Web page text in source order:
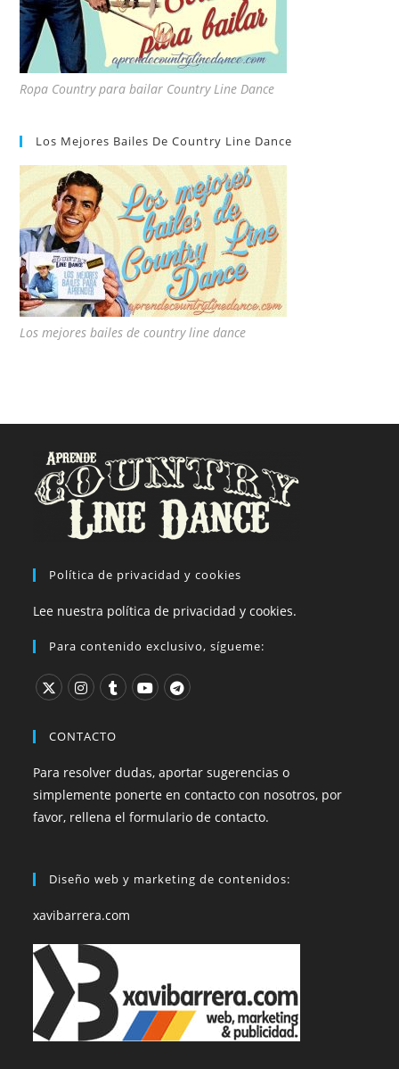
Ropa Country para bailar Country Line Dance
Los Mejores Bailes De Country Line Dance
Los mejores bailes de country line dance
Política de privacidad y cookies
Lee nuestra política de privacidad y cookies.
Para contenido exclusivo, sígueme:
CONTACTO
Para resolver dudas, aportar sugerencias o
simplemente ponerte en contacto con nosotros, por
favor, rellena el formulario de contacto.
Diseño web y marketing de contenidos:
xavibarrera.com